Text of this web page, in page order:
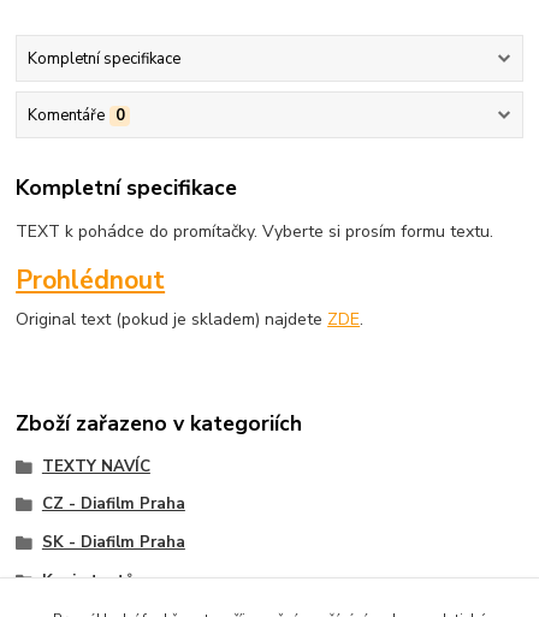
Kompletní specifikace
Komentáře 0
Kompletní specifikace
TEXT k pohádce do promítačky. Vyberte si prosím formu textu.
Prohlédnout
Original text (pokud je skladem) najdete ZDE.
Zboží zařazeno v kategoriích
TEXTY NAVÍC
CZ - Diafilm Praha
SK - Diafilm Praha
Kopie textů